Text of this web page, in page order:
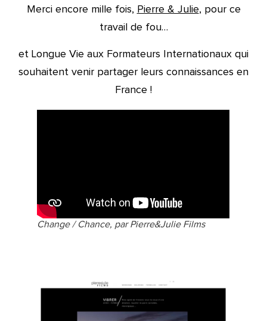
Merci encore mille fois, Pierre & Julie, pour ce
travail de fou…
et Longue Vie aux Formateurs Internationaux qui
souhaitent venir partager leurs connaissances en
France !
Change / Chance, par Pierre&Julie Films